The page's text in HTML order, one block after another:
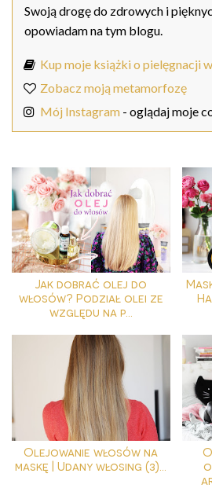
Swoją drogę do zdrowych i
opowiadam na tym blogu.
Kup moje książki o pielęgnacji
Zobacz moją metamorfozę
Mój Instagram - oglądaj moje
Jak dobrać olej do
włosów? Podział olei ze
względu na p...
Olejowanie włosów na
maskę | Udany włosing (3)...